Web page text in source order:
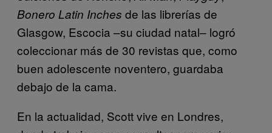
Bonero Latin Inches de las librerías de
Glasgow, Escocia –su ciudad natal– logró
coleccionar más de 30 revistas que, como
buen adolescente noventero, guardaba
debajo de la cama.
En la actualidad, Scott vive en Londres,